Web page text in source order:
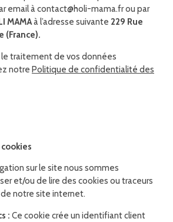
email à contact@holi-mama.fr ou par
MAMAà l’adresse suivante 229 Rue
(France).
le traitement de vos données
notre Politique de confidentialité des
sur le site nous sommes
et/ou de lire des cookies ou traceurs
notre site internet.
: Ce cookie crée un identifiant client